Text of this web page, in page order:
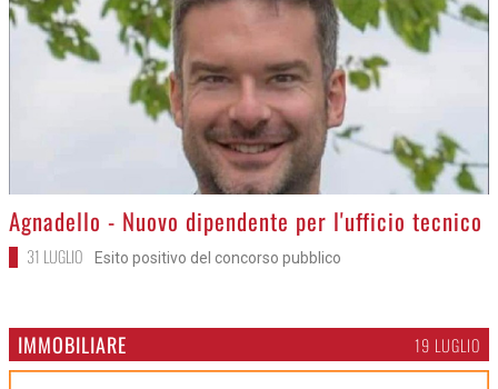
>
Agnadello - Nuovo dipendente per l'ufficio tecnico
31 LUGLIO Esito positivo del concorso pubblico
IMMOBILIARE 19 LUGLIO